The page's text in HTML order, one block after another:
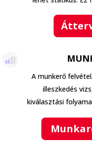
A munkerő
illeszkedés
kiválasztási